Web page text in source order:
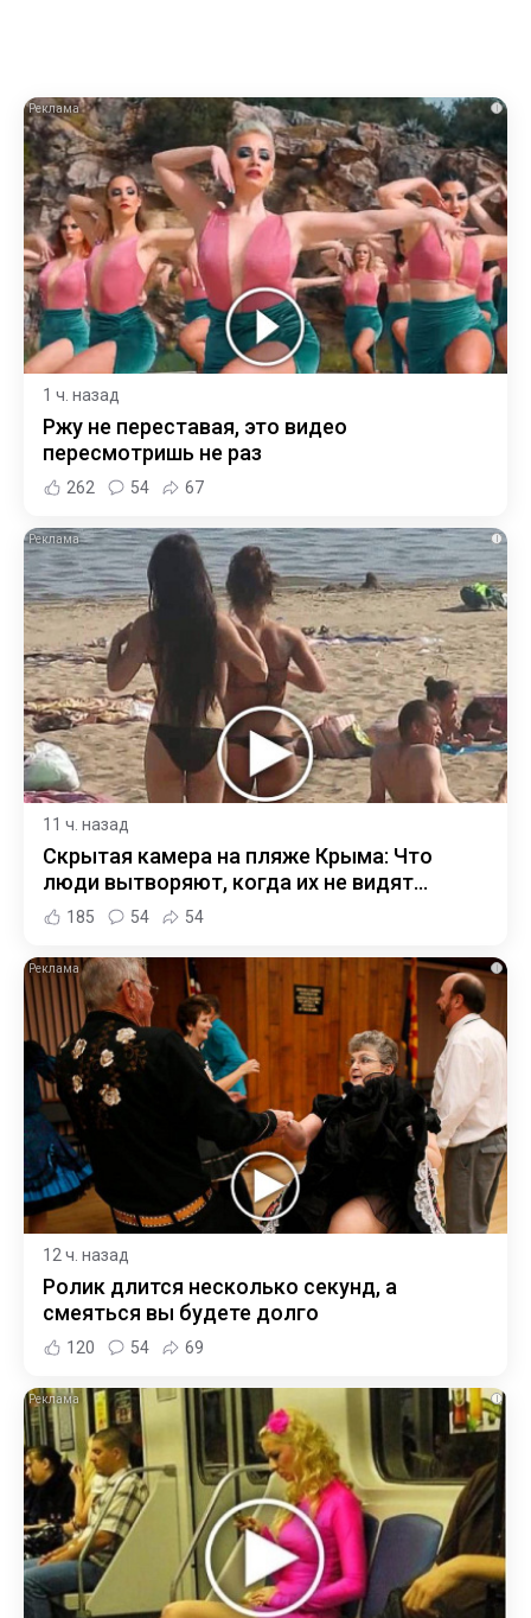
i
1 ч. назад
Ржу не переставая, это видео
пересмотришь не раз
262 54 67
i
11 ч. назад
Скрытая камера на пляже Крыма: Что
люди вытворяют, когда их не видят...
185 54 54
i
12 ч. назад
Ролик длится несколько секунд, а
смеяться вы будете долго
120 54 69
i